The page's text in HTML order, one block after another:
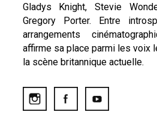
Gladys Knight, Stevie
Gregory Porter. Entre
arrangements
affirme sa place parmi les voix
la scène britannique actuelle.